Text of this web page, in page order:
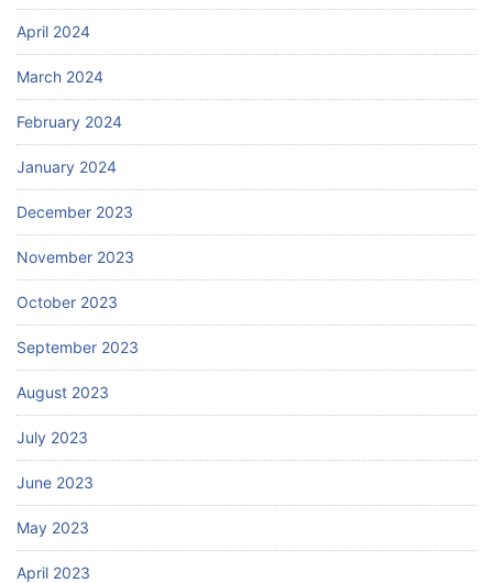
April 2024
March 2024
February 2024
January 2024
December 2023
November 2023
October 2023
September 2023
August 2023
July 2023
June 2023
May 2023
April 2023